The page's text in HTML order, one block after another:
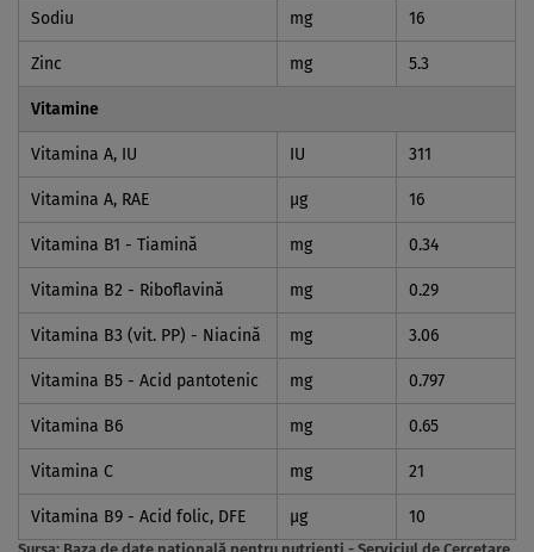
Sodiu mg 16
Zinc mg 5.3
Vitamine
Vitamina A, IU IU 311
Vitamina A, RAE µg 16
Vitamina B1 - Tiamină mg 0.34
Vitamina B2 - Riboflavină mg 0.29
Vitamina B3 (vit. PP) - Niacină mg 3.06
Vitamina B5 - Acid pantotenic mg 0.797
Vitamina B6 mg 0.65
Vitamina C mg 21
Vitamina B9 - Acid folic, DFE µg 10